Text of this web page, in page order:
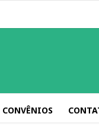
CONVÊNIOS